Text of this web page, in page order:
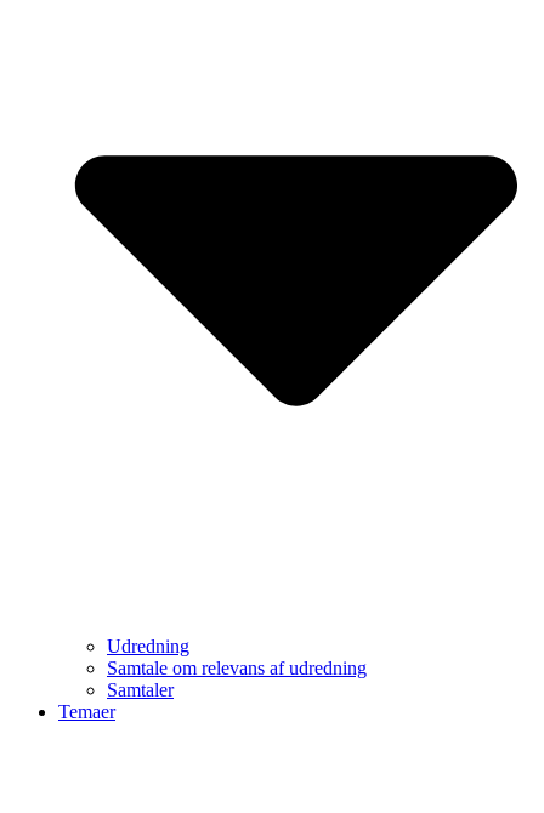
Udredning
Samtale om relevans af udredning
Samtaler
Temaer